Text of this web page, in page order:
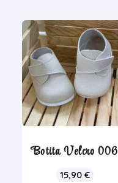
Botita Velcro 006
15,90 €